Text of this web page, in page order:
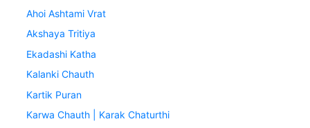
Ahoi Ashtami Vrat
Akshaya Tritiya
Ekadashi Katha
Kalanki Chauth
Kartik Puran
Karwa Chauth | Karak Chaturthi